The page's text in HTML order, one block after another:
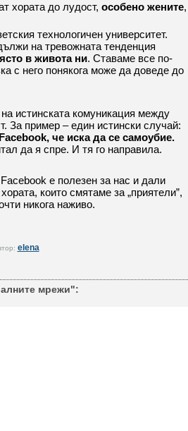
хората до лудост, особено жените,
технологичен университет.
на тревожната тенденция
в живота ни. Ставаме все по-
с него понякога може да доведе до
истинската комуникация между
За пример – един истински случай:
Facebook, че иска да се самоубие.
да я спре. И тя го направила.
е полезен за нас и дали
които смятаме за „приятели”,
никога наживо.
elena
мрежи":